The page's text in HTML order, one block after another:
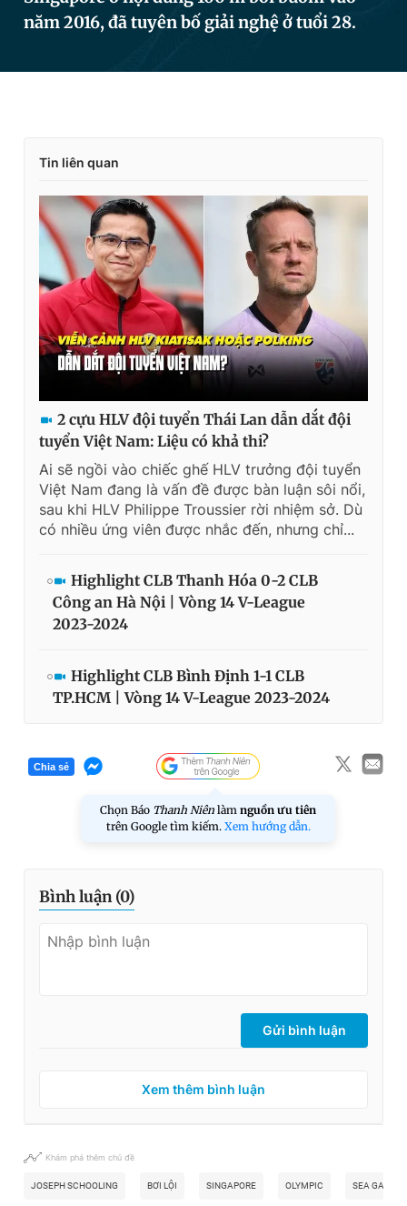
Theo dõi báo trên
Hotline
0906 645 777
Liên hệ quảng cáo
0908 780 404
Đặt báo Quảng cáo RSS Tòa soạn Chính sách bảo
Tổng biên tập: Nguyễn Ngọc Toàn
Phó tổng biên tập thường trực: Hải Thành
Phó tổng biên tập: Lâm Hiếu Dũng
Phó tổng biên tập: Trần Việt Hưng
Tổng thư ký tòa soạn: Đức Trung
Giấy phép xuất bản số 110/GP - BTTTT cấp ngày 24.3.2020
© 2003-2026 Bản quyền thuộc về Báo Thanh Niên. Cấm sao
chép dưới mọi hình thức nếu không có sự chấp thuận bằng văn
năm 2016, đã tuyên bố giải nghệ ở tuổi 28.
Tin liên quan
2 cựu HLV đội tuyển Thái Lan dẫn dắt đội
tuyển Việt Nam: Liệu có khả thi?
Ai sẽ ngồi vào chiếc ghế HLV trưởng đội tuyển
Việt Nam đang là vấn đề được bàn luận sôi nổi,
sau khi HLV Philippe Troussier rời nhiệm sở. Dù
có nhiều ứng viên được nhắc đến, nhưng chỉ...
Highlight CLB Thanh Hóa 0-2 CLB
Công an Hà Nội | Vòng 14 V-League
2023-2024
Highlight CLB Bình Định 1-1 CLB
TP.HCM | Vòng 14 V-League 2023-2024
Chia sẻ
Chọn Báo Thanh Niên làm nguồn ưu tiên
trên Google tìm kiếm. Xem hướng dẫn.
Bình luận (0)
Gửi bình luận
Xem thêm bình luận
Khám phá thêm chủ đề
JOSEPH SCHOOLING BƠI LỘI SINGAPORE OLYMPIC SEA GAMES